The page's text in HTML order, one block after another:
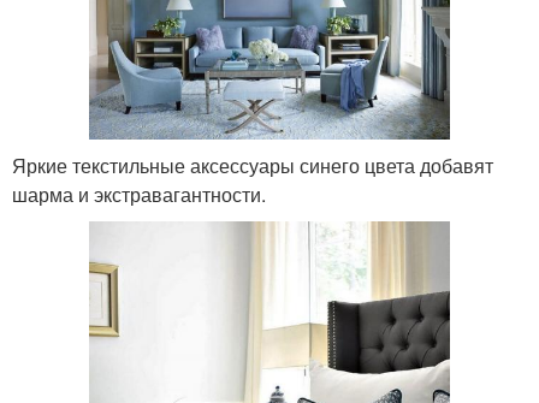
Яркие текстильные аксессуары синего цвета добавят
шарма и экстравагантности.